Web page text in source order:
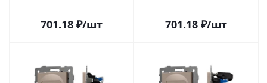
701.18 ₽/шт 701.18 ₽/шт